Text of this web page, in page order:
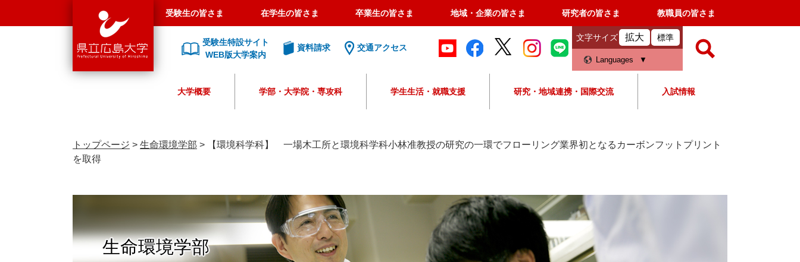
島
大
受験生の皆さま 在学生の皆さま 卒業生の皆さま 地域・企業の皆さま 研究者の皆さま 教職員の皆さま
受験生特設サイト
WEB版大学案内
資料請求 交通アクセス
文字サイズ 拡大 標準
Languages
o
カ
ム
検
索
大学概要 学部・大学院・専攻科 学生生活・就職支援 研究・地域連携・国際交流 入試情報
トップページ > 生命環境学部 >
【環境科学科】 一場木工所と環境科学科小林准教授の研究の一環でフローリング業界初となるカーボンフットプリント
を取得
生命環境学部